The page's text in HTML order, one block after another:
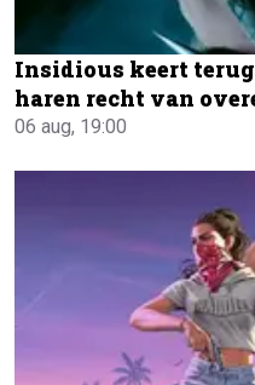
Insidious keert
haren recht van
06 aug, 19:00